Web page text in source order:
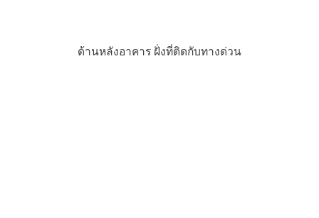
ด้านหลังอาคาร ฝั่งที่ติดกับทางด่วน